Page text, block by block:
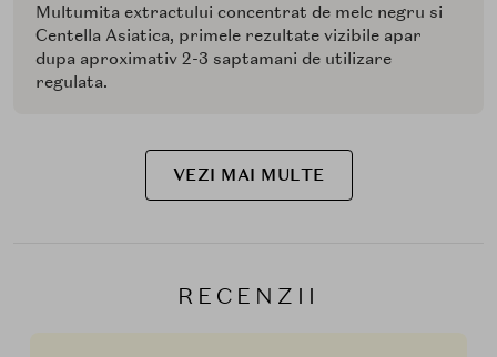
Multumita extractului concentrat de melc negru si
Centella Asiatica, primele rezultate vizibile apar
dupa aproximativ 2-3 saptamani de utilizare
regulata.
VEZI MAI MULTE
RECENZII